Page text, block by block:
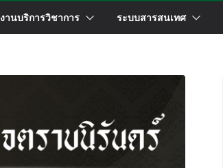
งานบริการวิชาการ ระบบสารสนเทศ